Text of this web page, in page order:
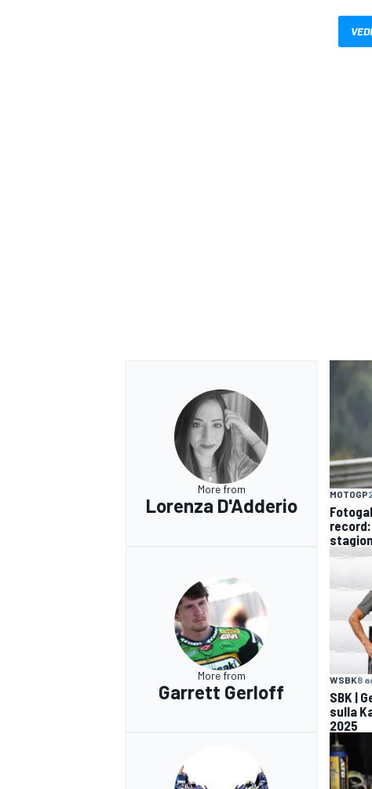
More from
Lorenza D'Adderio
MOTOGP
More from
Garrett Gerloff
WSBK8
SBK |
sulla
2025